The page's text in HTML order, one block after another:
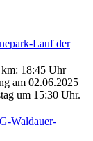
Lauf der
18:45 Uhr
am 02.06.2025
um 15:30 Uhr.
Waldauer-